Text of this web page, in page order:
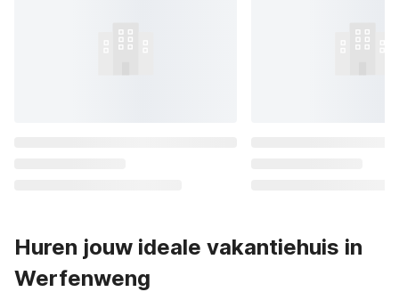
Huren jouw ideale vakantiehuis in
Werfenweng